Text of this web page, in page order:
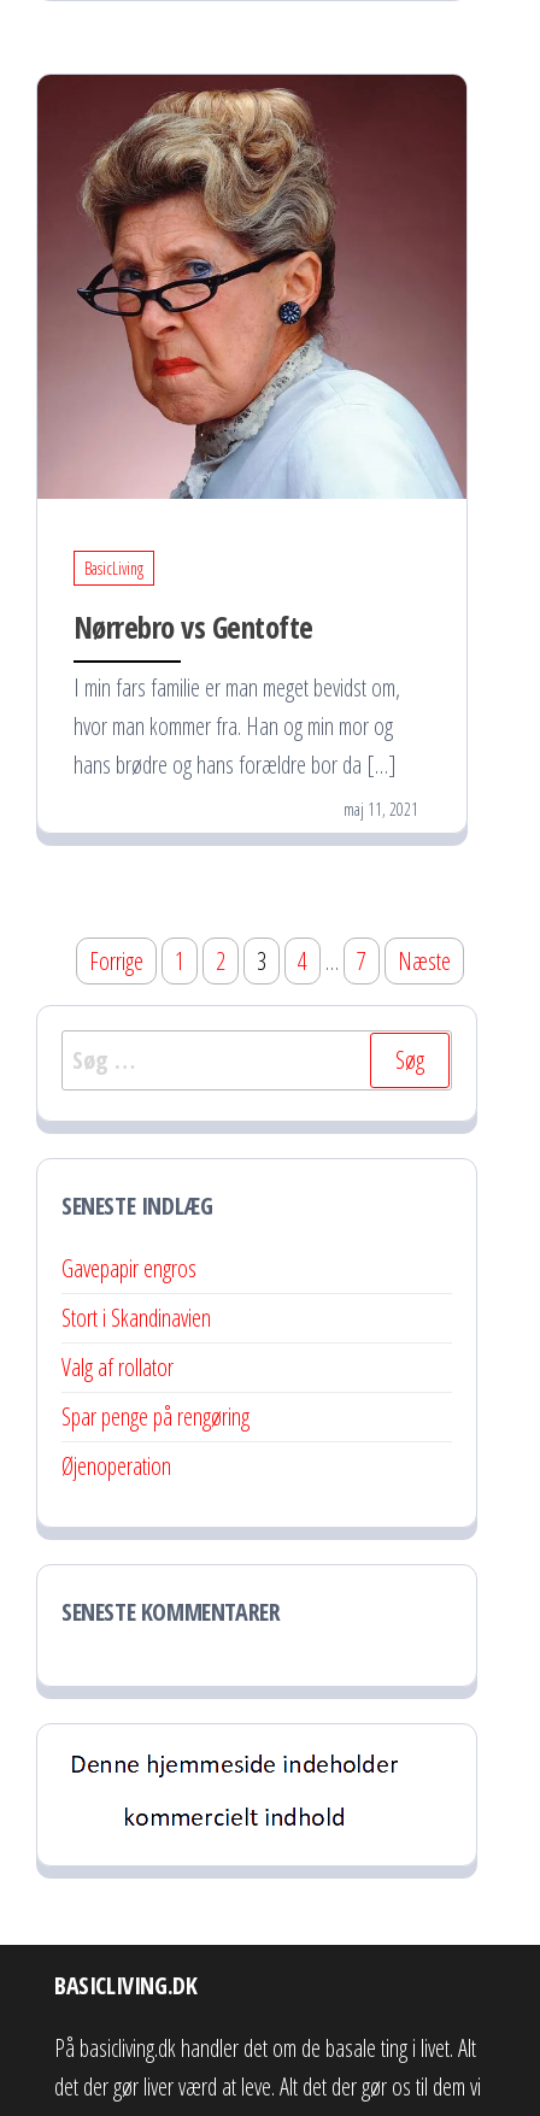
BasicLiving
Nørrebro vs Gentofte
I min fars familie er man meget bevidst om,
hvor man kommer fra. Han og min mor og
hans brødre og hans forældre bor da […]
maj 11, 2021
Indlægsinddeling
Forrige 1 2 3 4 … 7 Næste
Søg
efter:
SENESTE INDLÆG
Gavepapir engros
Stort i Skandinavien
Valg af rollator
Spar penge på rengøring
Øjenoperation
SENESTE KOMMENTARER
BASICLIVING.DK
På basicliving.dk handler det om de basale ting i livet. Alt
det der gør liver værd at leve. Alt det der gør os til dem vi